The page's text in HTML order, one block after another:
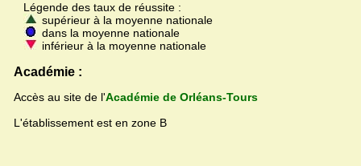
Légende des taux de réussite :
supérieur à la moyenne nationale
dans la moyenne nationale
inférieur à la moyenne nationale
Académie :
Accès au site de l'Académie de Orléans-Tours
L'établissement est en zone B